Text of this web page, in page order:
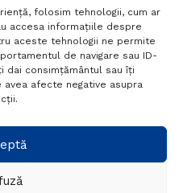
folosim tehnologii, cum ar
accesa informațiile despre
aceste tehnologii ne permite
de navigare sau ID-
dai consimțământul sau îți
afecte negative asupra
de confidențialitate
GDPR
788 760 194